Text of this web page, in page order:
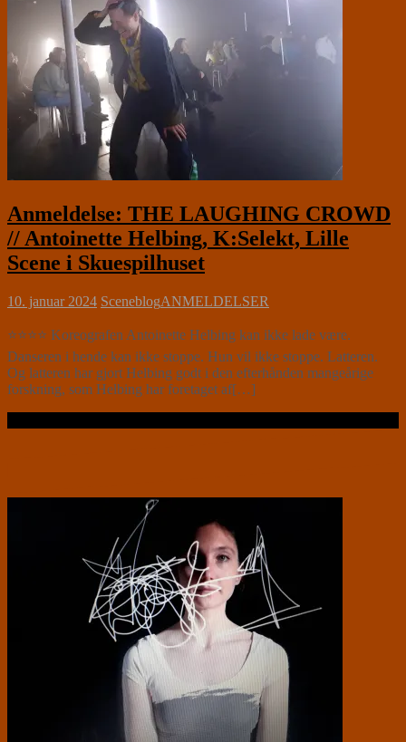
Anmeldelse: THE LAUGHING CROWD
// Antoinette Helbing, K:Selekt, Lille
Scene i Skuespilhuset
10. januar 2024 SceneblogANMELDELSER
⭐⭐⭐⭐ Koreografen Antoinette Helbing kan ikke lade være.
Danseren i hende kan ikke stoppe. Hun vil ikke stoppe. Latteren.
Og latteren har gjort Helbing godt i den efterhånden mangeårige
forskning, som Helbing har foretaget af[…]